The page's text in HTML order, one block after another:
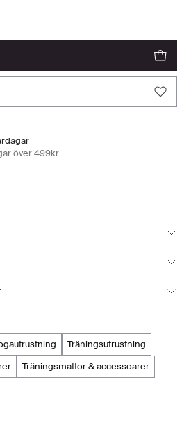
över 499kr
träningsutrustning
träningsmattor & accessoarer